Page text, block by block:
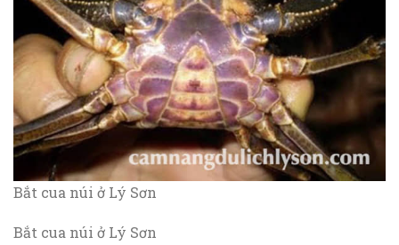
Bắt cua núi ở Lý Sơn
Bắt cua núi ở Lý Sơn